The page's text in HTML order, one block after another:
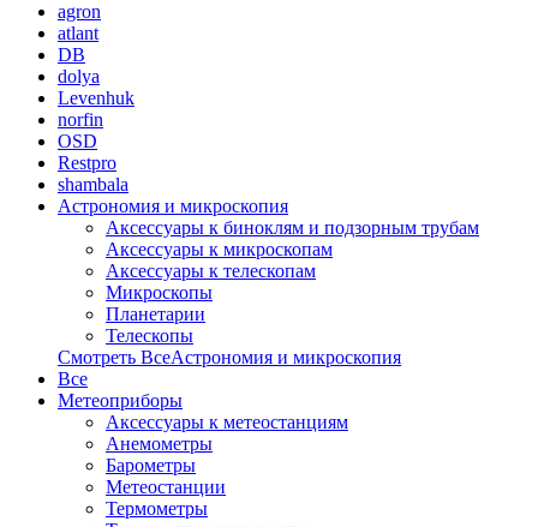
agron
atlant
DB
dolya
Levenhuk
norfin
OSD
Restpro
shambala
Астрономия и микроскопия
Аксессуары к биноклям и подзорным трубам
Аксессуары к микроскопам
Аксессуары к телескопам
Микроскопы
Планетарии
Телескопы
Смотреть ВсеАстрономия и микроскопия
Все
Метеоприборы
Аксессуары к метеостанциям
Анемометры
Барометры
Метеостанции
Термометры